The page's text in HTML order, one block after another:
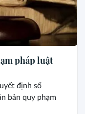
pháp luật
định số
bản quy phạm